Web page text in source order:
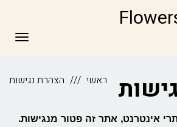
ראשי הצהרת נגישות
אינטרנט, אתר זה פטור מנגישות.